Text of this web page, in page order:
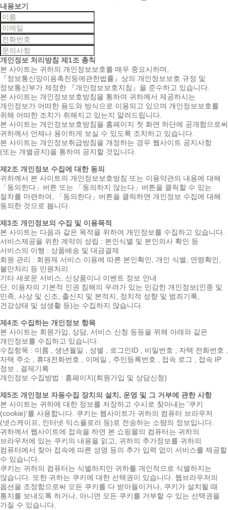
내용보기
개인정보 처리방침 제1조 총칙
본 사이트는 귀하의 개인정보보호를 매우 중요시하며,
『정보통신망이용촉진등에관한법률』상의 개인정보보호 규정 및
정보통신부가 제정한 『개인정보보호지침』을 준수하고 있습니다.
본 사이트는 개인정보보호방침을 통하여 귀하께서 제공하시는
개인정보가 어떠한 용도와 방식으로 이용되고 있으며 개인정보보호를
위해 어떠한 조치가 취해지고 있는지 알려드립니다.
본 사이트는 개인정보보호방침을 홈페이지 첫 화면 하단에 공개함으로써
귀하께서 언제나 용이하게 보실 수 있도록 조치하고 있습니다.
본 사이트는 개인정보취급방침을 개정하는 경우 웹사이트 공지사항
(또는 개별공지)을 통하여 공지할 것입니다.
제2조 개인정보 수집에 대한 동의
귀하께서 본 사이트의 개인정보보호방침 또는 이용약관의 내용에 대해
「동의한다」버튼 또는 「동의하지 않는다」버튼을 클릭할 수 있는
절차를 마련하여, 「동의한다」버튼을 클릭하면 개인정보 수집에 대해
동의한 것으로 봅니다.
제3조 개인정보의 수집 및 이용목적
본 사이트는 다음과 같은 목적을 위하여 개인정보를 수집하고 있습니다.
서비스제공을 위한 계약의 성립 : 본인식별 및 본인의사 확인 등
서비스의 이행 : 상품배송 및 대금결제
회원 관리 : 회원제 서비스 이용에 따른 본인확인, 개인 식별, 연령확인,
불만처리 등 민원처리
기타 새로운 서비스, 신상품이나 이벤트 정보 안내
단, 이용자의 기본적 인권 침해의 우려가 있는 민감한 개인정보(인종 및
민족, 사상 및 신조, 출신지 및 본적지, 정치적 성향 및 범죄기록,
건강상태 및 성생활 등)는 수집하지 않습니다.
제4조 수집하는 개인정보 항목
본 사이트는 회원가입, 상담, 서비스 신청 등등을 위해 아래와 같은
개인정보를 수집하고 있습니다.
수집항목 : 이름 , 생년월일 , 성별 , 로그인ID , 비밀번호 , 자택 전화번호 ,
자택 주소 , 휴대전화번호 , 이메일 , 주민등록번호 , 접속 로그 , 접속 IP
정보 , 결제기록
개인정보 수집방법 : 홈페이지(회원가입 및 상담신청)
제5조 개인정보 자동수집 장치의 설치, 운영 및 그 거부에 관한 사항
본 사이트는 귀하에 대한 정보를 저장하고 수시로 찾아내는 '쿠키
(cookie)'를 사용합니다. 쿠키는 웹사이트가 귀하의 컴퓨터 브라우저
(넷스케이프, 인터넷 익스플로러 등)로 전송하는 소량의 정보입니다.
귀하께서 웹사이트에 접속을 하면 본 쇼핑몰의 컴퓨터는 귀하의
브라우저에 있는 쿠키의 내용을 읽고, 귀하의 추가정보를 귀하의
컴퓨터에서 찾아 접속에 따른 성명 등의 추가 입력 없이 서비스를 제공할
수 있습니다.
쿠키는 귀하의 컴퓨터는 식별하지만 귀하를 개인적으로 식별하지는
않습니다. 또한 귀하는 쿠키에 대한 선택권이 있습니다. 웹브라우저의
옵션을 조정함으로써 모든 쿠키를 다 받아들이거나, 쿠키가 설치될 때
통지를 보내도록 하거나, 아니면 모든 쿠키를 거부할 수 있는 선택권을
가질 수 있습니다.